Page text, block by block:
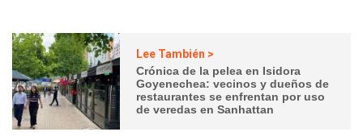
Lee También >
Crónica de la pelea en Isidora
Goyenechea: vecinos y dueños de
restaurantes se enfrentan por uso
de veredas en Sanhattan